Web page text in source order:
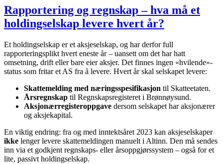
Rapportering og regnskap – hva må et
holdingselskap levere hvert år?
Et holdingselskap er et aksjeselskap, og har derfor full
rapporteringsplikt hvert eneste år – uansett om det har hatt
omsetning, drift eller bare eier aksjer. Det finnes ingen «hvilende»-
status som fritar et AS fra å levere. Hvert år skal selskapet levere:
Skattemelding med næringsspesifikasjon til Skatteetaten.
Årsregnskap til Regnskapsregisteret i Brønnøysund.
Aksjonærregisteroppgave dersom selskapet har aksjonærer
og aksjekapital.
En viktig endring: fra og med inntektsåret 2023 kan aksjeselskaper
ikke lenger levere skattemeldingen manuelt i Altinn. Den må sendes
inn via et godkjent regnskaps- eller årsoppgjørssystem – også for et
lite, passivt holdingselskap.